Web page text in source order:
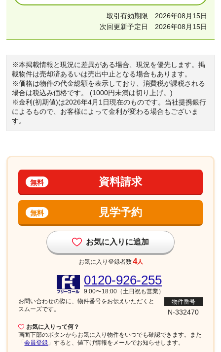
取引有効期限 2026年08月15日
次回更新予定日 2026年08月15日
※本掲載情報と現況に差異がある場合、現況を優先します。掲
載物件は売却済あるいは売出中止となる場合もあります。
※価格は物件の代金総額を表示しており、消費税が課税される
場合は税込み価格です。 (1000円未満は切り上げ。)
※金利(初期値)は2026年4月1日現在のものです。当社提携銀行
によるもので、お客様によって金利が変わる場合もございま
す。
資料請求
無料
見学予約
無料
お気に入りに追加
お気に入り登録者数4人
お気に入りって何？
画面下部のボタンからお気に入り物件をいつでも確認できます。また
「会員登録 」すると、値下げ情報をメールでお知らせします。
0120-926-255
9:00〜18:00（土日祝も営業）
お問い合わせの際に、物件番号をお伝えいただくと
スムーズです。
物件番号
N-332470